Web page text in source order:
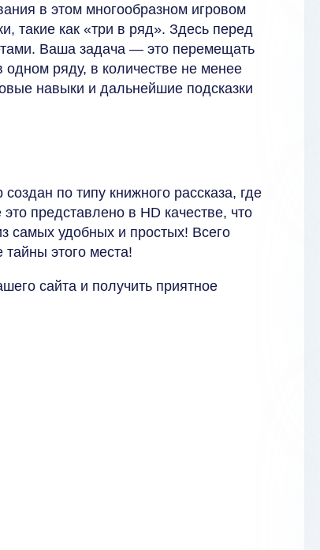
в этом многообразном игровом
такие как «три в ряд». Здесь перед
Ваша задача — это перемещать
одном ряду, в количестве не менее
навыки и дальнейшие подсказки
по типу книжного рассказа, где
представлено в HD качестве, что
самых удобных и простых! Всего
этого места!
сайта и получить приятное